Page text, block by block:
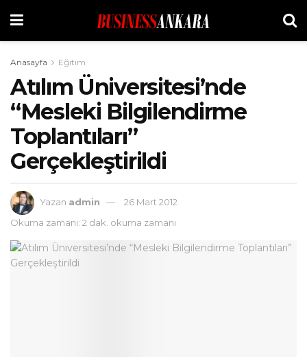
Anasayfa Eğitim
Atılım Üniversitesi’nde
“Mesleki Bilgilendirme
Toplantıları”
Gerçekleştirildi
Yazan admin
26 Mart 2012
Okuma zamanı: 2 dak. okuma zamanı